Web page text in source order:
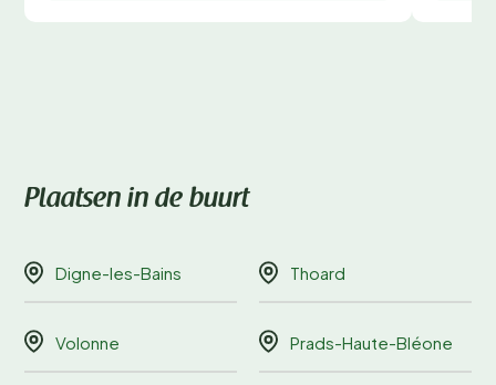
Plaatsen in de buurt
Digne-les-Bains Thoard
Volonne Prads-Haute-Bléone